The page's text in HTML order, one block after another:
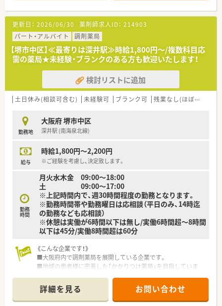
更新日： 2026/06/30 薬剤師求人ID： 214903
パート・アルバイト
調剤薬局
【堺市中区】≪最寄りは深井駅≫時給1,800円～/複数科目応
需の薬局★未経験・ブランクのある方も歓迎いたします！
検討リストに追加
土日休み(相談可含む) 未経験可 ブランク可 残業なし(ほぼなし含む)
勤務地
大阪府 堺市中区
深井駅 (南海泉北線)
給与
時給1,800円～2,200円
※ご経験を考慮し、決定致します。
勤務
時間
月火水木金 09:00～18:00
土 09:00～17:00
※上記時間内で、週30時間程度の勤務となります。
※勤務時間帯や勤務曜日は応相談（平日のみ、14時迄
の勤務なども応相談）
※休憩は実働が6時間以下は無し/実働6時間超～8時間
以下は45分/実働8時間超は60分
《こんな企業です！》
■大阪府内で調剤薬局を展開している企業です。
■地域の患者様に密着した「かかりつけ薬局」を目指していま
■「患者様個人にあったおくすり指導を行うため」・「薬剤師とし
ての医学知識・薬学知識の更なる取得、技術の向上のため」に独
自のソフトウェアを開発しています。
詳細を見る お問い合わせ